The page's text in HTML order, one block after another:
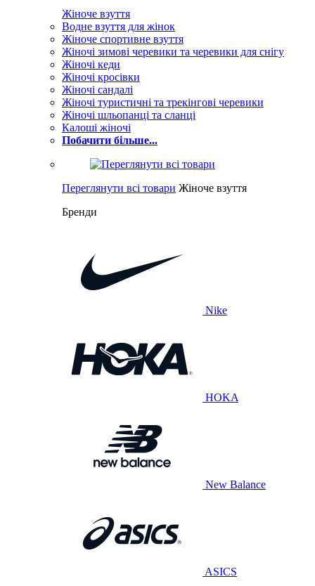
Жіноче взуття
Водне взуття для жінок
Жіноче спортивне взуття
Жіночі зимові черевики та черевики для снігу
Жіночі кеди
Жіночі кросівки
Жіночі сандалі
Жіночі туристичні та трекінгові черевики
Жіночі шльопанці та сланці
Калоші жіночі
Побачити більше...
Переглянути всі товари Жіноче взуття
Бренди
Nike
HOKA
New Balance
ASICS